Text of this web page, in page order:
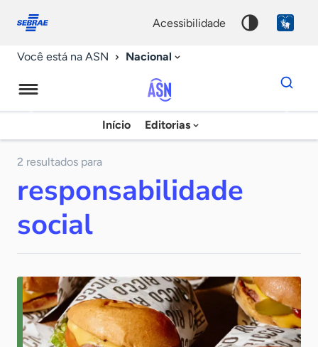
conosco
acessibilidade
Você está na ASN Nacional
Agência
Sebrae
Notícias
Início Editorias
Dados
para
chave
2 resultados para
responsabilidade
social